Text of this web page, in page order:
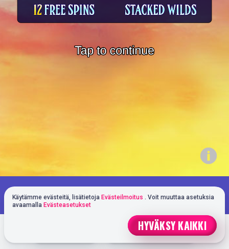
pelaaminen on paljon jännittävämpää
PELAA OIKEALLA RAHALLA
NOPEA TALLETUS
Käytämme evästeitä, lisätietoja Evästeilmoitus . Voit muuttaa asetuksia
avaamalla Evästeasetukset
HYVÄKSY KAIKKI